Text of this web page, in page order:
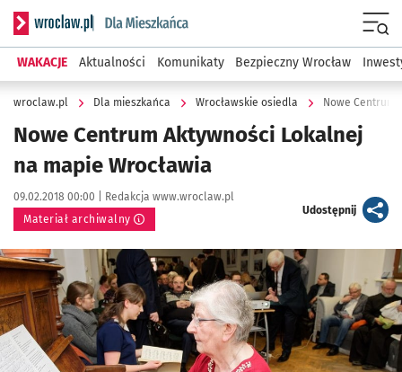
Serwis informacyjny wroclaw.pl podserwis: Dla mieszkańca
WAKACJE Aktualności Komunikaty Bezpieczny Wrocław
wroclaw.pl Dla mieszkańca Wrocławskie osiedla Nowe Centrum
Nowe Centrum Aktywności Lokalnej
na mapie Wrocławia
Data publikacji:
09.02.2018 00:00 | Autor:
Redakcja www.wroclaw.pl
Materiał archiwalny
Udostępnijartykuł
Kliknij, aby powiększyć